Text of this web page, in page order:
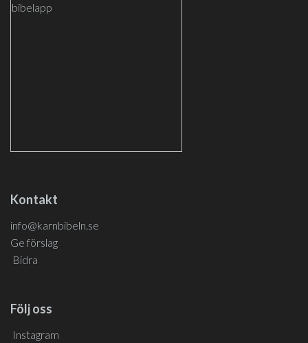
Kontakt
info@karnbibeln.se
Ge förslag
Bidra
Följ oss
Instagram